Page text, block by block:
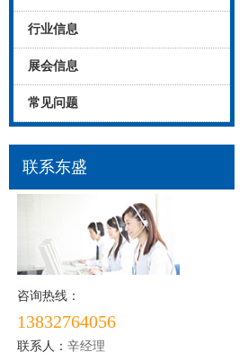
行业信息
展会信息
常见问题
联系东盛
咨询热线：
13832764056
联系人： 辛经理